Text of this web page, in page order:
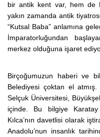
bir antik kent var, hem de
yakın zamanda antik
“Kutsal Baba” anlamına
İmparatorluğundan
merkez olduğuna işaret
Birçoğumuzun haberi ve
Belediyesi çoktan el
Selçuk Üniversitesi,
içinde. Bu bilgiye Karatay
Kılca’nın davetlisi olarak
Anadolu’nun insanlık